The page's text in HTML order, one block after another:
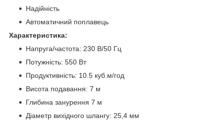
Надійність
Автоматичний поплавець
Характеристика:
Напруга/частота: 230 В/50 Гц
Потужність: 550 Вт
Продуктивність: 10.5 куб.м/год
Висота подавання: 7 м
Глибина занурення 7 м
Діаметр вихідного шлангу: 25,4 мм